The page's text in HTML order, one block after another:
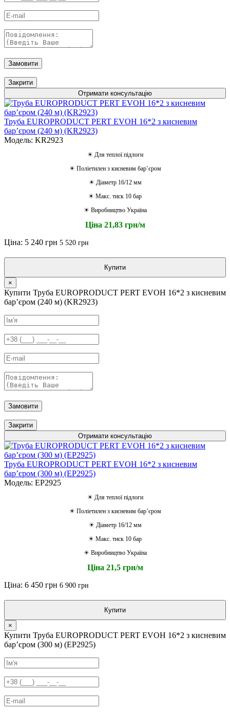
Замовити
Закрити
Отримати консультацію
Труба EUROPRODUCT PERT EVOH 16*2 з кисневим
барʼєром (240 м) (KR2923)
Модель: KR2923
☀ Для теплої підлоги
☀ Поліетилен з кисневим барʼєром
☀ Діаметр 16/12 мм
☀ Макс. тиск 10 бар
☀ Виробництво Україна
Ціна 21,83 грн/м
Ціна: 5 240 грн 5 520 грн
Купити
×
Купити Труба EUROPRODUCT PERT EVOH 16*2 з кисневим
барʼєром (240 м) (KR2923)
Замовити
Закрити
Отримати консультацію
Труба EUROPRODUCT PERT EVOH 16*2 з кисневим
барʼєром (300 м) (EP2925)
Модель: EP2925
☀ Для теплої підлоги
☀ Поліетилен з кисневим барʼєром
☀ Діаметр 16/12 мм
☀ Макс. тиск 10 бар
☀ Виробництво Україна
Ціна 21,5 грн/м
Ціна: 6 450 грн 6 900 грн
Купити
×
Купити Труба EUROPRODUCT PERT EVOH 16*2 з кисневим
барʼєром (300 м) (EP2925)